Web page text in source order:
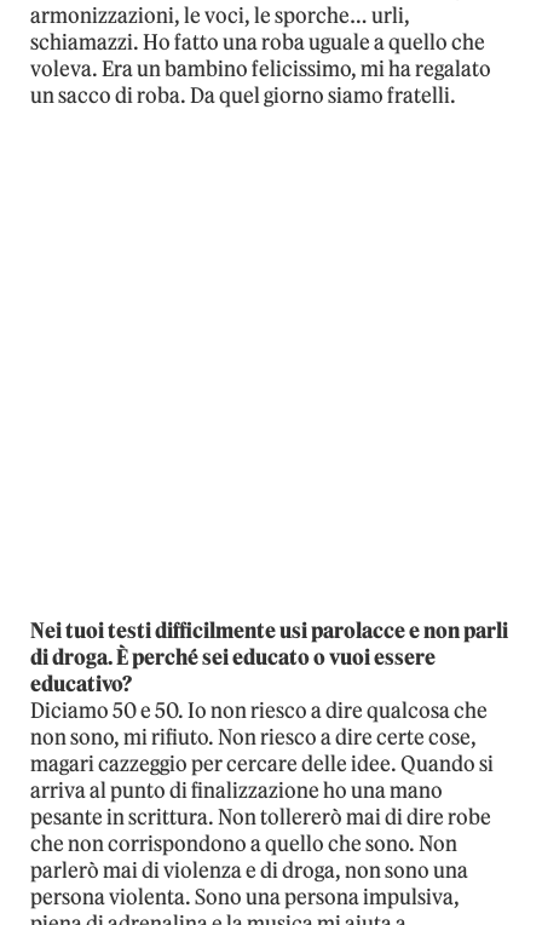
armonizzazioni, le voci, le sporche… urli,
schiamazzi. Ho fatto una roba uguale a quello che
voleva. Era un bambino felicissimo, mi ha regalato
un sacco di roba. Da quel giorno siamo fratelli.
Nei tuoi testi difficilmente usi parolacce e non parli
di droga. È perché sei educato o vuoi essere
educativo?
Diciamo 50 e 50. Io non riesco a dire qualcosa che
non sono, mi rifiuto. Non riesco a dire certe cose,
magari cazzeggio per cercare delle idee. Quando si
arriva al punto di finalizzazione ho una mano
pesante in scrittura. Non tollererò mai di dire robe
che non corrispondono a quello che sono. Non
parlerò mai di violenza e di droga, non sono una
persona violenta. Sono una persona impulsiva,